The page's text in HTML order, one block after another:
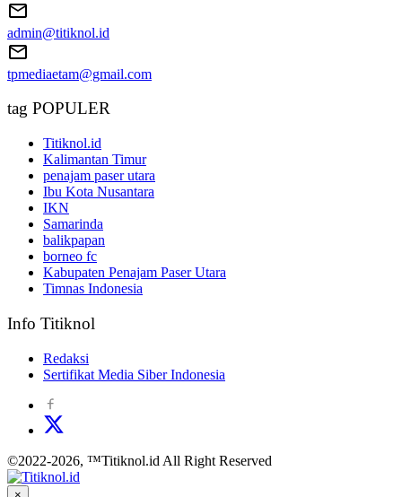
admin@titiknol.id
tpmediaetam@gmail.com
tag POPULER
Titiknol.id
Kalimantan Timur
penajam paser utara
Ibu Kota Nusantara
IKN
Samarinda
balikpapan
borneo fc
Kabupaten Penajam Paser Utara
Timnas Indonesia
Info Titiknol
Redaksi
Sertifikat Media Siber Indonesia
©2022-2026, ™Titiknol.id All Right Reserved